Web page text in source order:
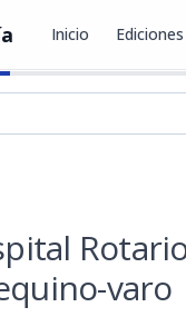
Inicio Ediciones
varo